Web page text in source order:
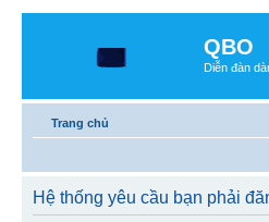
QBO
Diễn đàn
Trang chủ
Hệ thống yêu cầu bạn phải